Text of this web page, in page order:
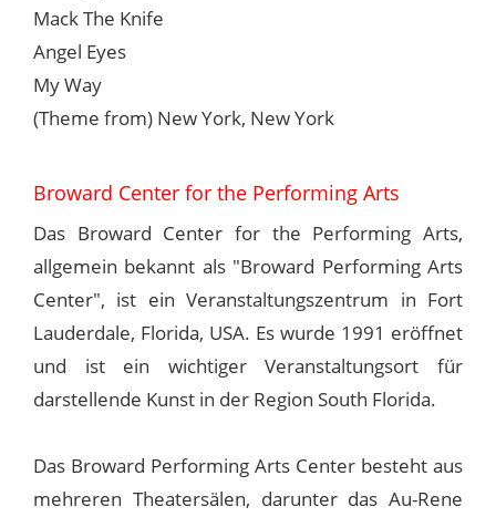
Mack The Knife
Angel Eyes
My Way
(Theme from) New York, New York
Broward Center for the Performing Arts
Das Broward Center for the Performing Arts,
allgemein bekannt als "Broward Performing Arts
Center", ist ein Veranstaltungszentrum in Fort
Lauderdale, Florida, USA. Es wurde 1991 eröffnet
und ist ein wichtiger Veranstaltungsort für
darstellende Kunst in der Region South Florida.
Das Broward Performing Arts Center besteht aus
mehreren Theatersälen, darunter das Au-Rene